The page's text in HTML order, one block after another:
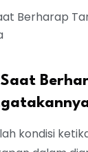
kondisi